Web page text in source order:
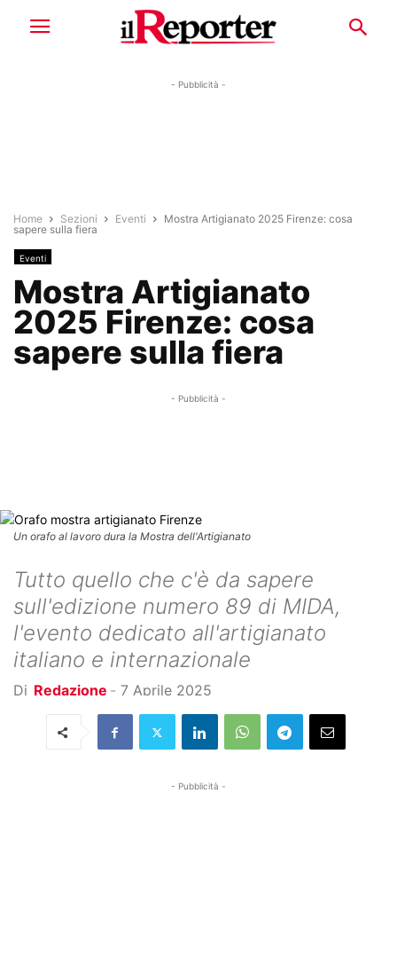
- Pubblicità -
Home Sezioni Eventi
Mostra Artigianato 2025 Firenze: cosa
sapere sulla fiera
Eventi
Mostra Artigianato
2025 Firenze: cosa
sapere sulla fiera
- Pubblicità -
Un orafo al lavoro dura la Mostra dell'Artigianato
Tutto quello che c'è da sapere
sull'edizione numero 89 di MIDA,
l'evento dedicato all'artigianato
italiano e internazionale
Di Redazione - 7 Aprile 2025
- Pubblicità -